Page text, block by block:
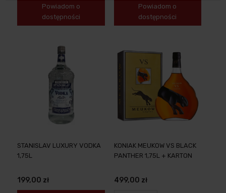
Powiadom o
dostępności
Powiadom o
dostępności
STANISLAV LUXURY VODKA
1,75L
199,00 zł
KONIAK MEUKOW VS BLACK
PANTHER 1,75L + KARTON
499,00 zł